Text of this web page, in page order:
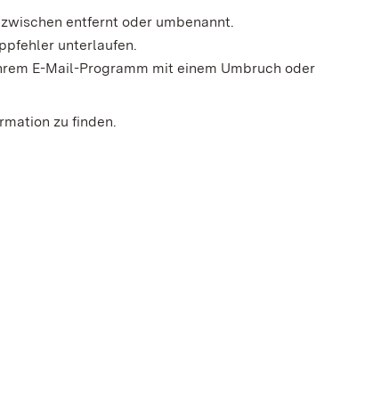
entfernt oder umbenannt.
unterlaufen.
E-Mail-Programm mit einem Umbruch oder
zu finden.